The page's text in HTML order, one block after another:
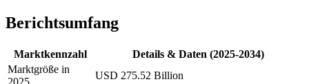
Berichtsumfang
Marktkennzahl
Details & Daten (2025-2034)
Marktgröße in
2025
USD 275.52 Billion